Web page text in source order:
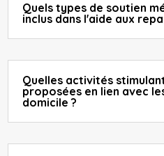
Quels types de soutien
inclus dans l'aide aux
Quelles activités
proposées en lien avec
domicile ?